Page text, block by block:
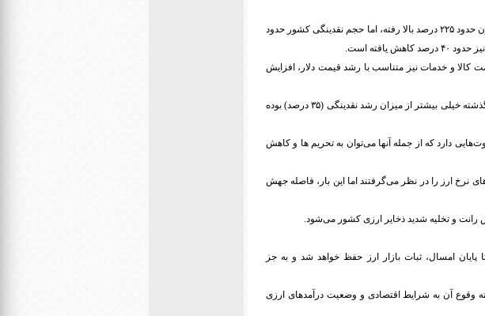
وی یادآور شد: نرخ ارز از اواخر سال ۹۶ شروع به رشد کرد که از آن موقع تاکنون حدود ۲۲۵ درصد بالا رفته، اما حجم نقدینگی کشور حدود
کالا و خدمات نیز متناسب با رشد قیمت دلار، افزایش
این کارشناس بازار ارز اظهار داشت: رشد دلار (۲۲۵ درصد) در یک سال و نیم گذشته خیلی بیشتر از میزان رشد نقدینگی (۳۵ درصد) بوده
دارد که از جمله آنها می‌توان به تحریم ها و کاهش
نرخ ارز را در نظر می‌گرفتند اما این بار، فاصله جهش
پایان امسال، ثبات بازار ارز حفظ خواهد شد و به جز
رشد قیمت ارز رخ دهد که البته وقوع آن به شرایط اقتصادی و وضعیت درآمدهای ارزی